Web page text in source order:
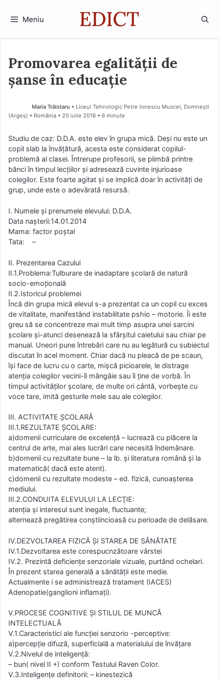
Meniu
Promovarea egalității de
șanse în educație
Maria Trăistaru • Liceul Tehnologic Petre Ionescu Muscel, Domnești
(Argeş) • România
20 iulie 2018 • 6 minute
Studiu de caz: D.D.A. este elev în grupa mică. Deşi nu este un
copil slab la învățătură, acesta este considerat copilul-
problemă al clasei. Întrerupe profesorii, se plimbă printre
bănci în timpul lecţiilor şi adresează cuvinte injurioase
colegilor. Este foarte agitat şi se implică doar în activităţi de
grup, unde este o adevărată resursă.
I. Numele și prenumele elevului: D.D.A.
Data naşterii:14.01.2014
Mama: factor poștal
Tata: –
II. Prezentarea Cazului
II.1.Problema:Tulburare de inadaptare şcolară de natură
socio-emoţională
II.2.Istoricul problemei
Încă din grupa mică elevul s-a prezentat ca un copil cu exces
de vitalitate, manifestând instabilitate pshio – motorie. Îi este
greu să se concentreze mai mult timp asupra unei sarcini
şcolare şi-atunci desenează la sfârşitul caietului sau chiar pe
manual. Uneori pune întrebări care nu au legătură cu subiectul
discutat în acel moment. Chiar dacă nu pleacă de pe scaun,
îşi face de lucru cu o carte, mişcă picioarele, le distrage
atenţia colegilor vecini-îi mângâie sau îi ţine de vorbă. În
timpul activităţilor şcolare, de multe ori cântă, vorbeşte cu
voce tare, imită gesturile mele sau ale colegilor.
III. ACTIVITATE ŞCOLARĂ
III.1.REZULTATE ŞCOLARE:
a)domenii curriculare de excelenţă – lucrează cu plăcere la
centrul de arte, mai ales lucrări care necesită îndemânare.
b)domenii cu rezultate bune – la lb. şi literatura română şi la
matematică( dacă este atent).
c)domenii cu rezultate modeste – ed. fizică, cunoaşterea
mediului.
III.2.CONDUITA ELEVULUI LA LECŢIE:
atenţia şi interesul sunt inegale, fluctuante;
alternează pregătirea conştiincioasă cu perioade de delăsare.
IV.DEZVOLTAREA FIZICĂ ŞI STAREA DE SĂNĂTATE
IV.1.Dezvoltarea este corespucnzătoare vârstei
IV.2. Prezintă deficienţe senzoriale vizuale, purtând ochelari.
În prezent starea generală a sănătăţii este medie.
Actualmente i se administrează tratament (IACES)
Adenopatie(ganglioni inflamaţi).
V.PROCESE COGNITIVE ŞI STILUL DE MUNCĂ
INTELECTUALĂ
V.1.Caracteristici ale funcţiei senzorio -perceptive:
a)percepţie difuză, superficială a materialului de învăţare
V.2.Nivelul de inteligenţă:
– bun( nivel II +) conform Testului Raven Color.
V.3.Inteligenţe definitorii: – kinestezică